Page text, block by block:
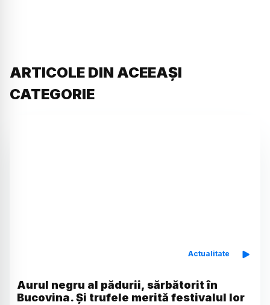
ARTICOLE DIN ACEEAȘI
CATEGORIE
Actualitate
Aurul negru al pădurii, sărbătorit în
Bucovina. Și trufele merită festivalul lor